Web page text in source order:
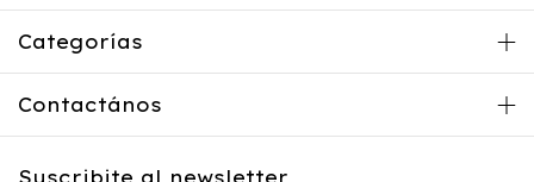
Categorías
Contactános